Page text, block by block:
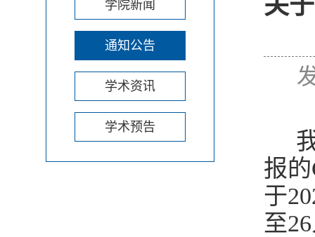
学院新闻
通知公告
学术资讯
学术预告
关
报
于
至